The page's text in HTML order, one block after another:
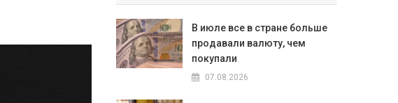
В июле все в стране больше
продавали валюту, чем
покупали
07.08.2026